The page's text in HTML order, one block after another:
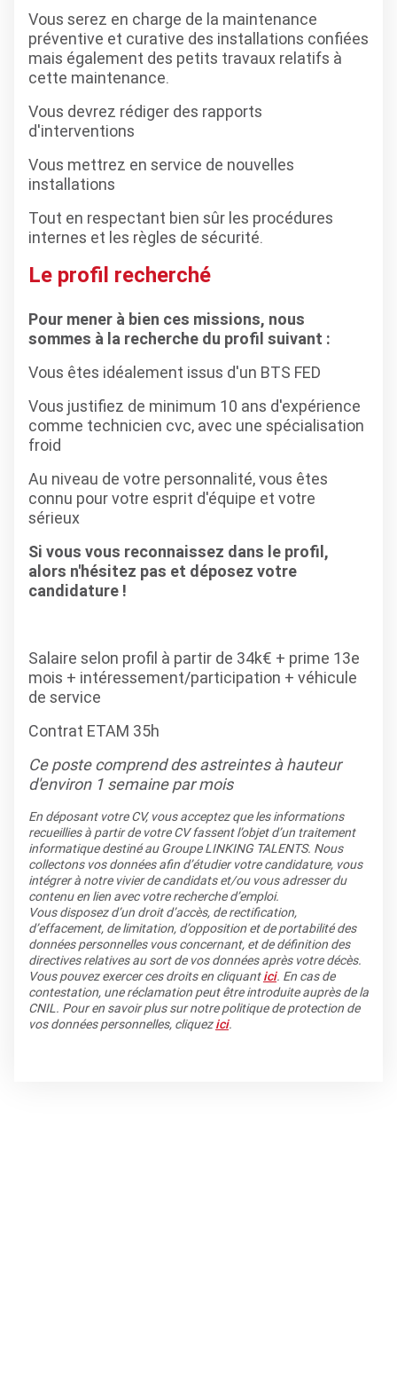
Vous serez en charge de la maintenance
préventive et curative des installations confiées
mais également des petits travaux relatifs à
cette maintenance.
Vous devrez rédiger des rapports
d'interventions
Vous mettrez en service de nouvelles
installations
Tout en respectant bien sûr les procédures
internes et les règles de sécurité.
Le profil recherché
Pour mener à bien ces missions, nous
sommes à la recherche du profil suivant :
Vous êtes idéalement issus d'un BTS FED
Vous justifiez de minimum 10 ans d'expérience
comme technicien cvc, avec une spécialisation
froid
Au niveau de votre personnalité, vous êtes
connu pour votre esprit d'équipe et votre
sérieux
Si vous vous reconnaissez dans le profil,
alors n'hésitez pas et déposez votre
candidature !
Salaire selon profil à partir de 34k€ + prime 13e
mois + intéressement/participation + véhicule
de service
Contrat ETAM 35h
Ce poste comprend des astreintes à hauteur
d'environ 1 semaine par mois
En déposant votre CV, vous acceptez que les informations
recueillies à partir de votre CV fassent l’objet d’un traitement
informatique destiné au Groupe LINKING TALENTS. Nous
collectons vos données afin d’étudier votre candidature, vous
intégrer à notre vivier de candidats et/ou vous adresser du
contenu en lien avec votre recherche d’emploi.
Vous disposez d’un droit d’accès, de rectification,
d’effacement, de limitation, d’opposition et de portabilité des
données personnelles vous concernant, et de définition des
directives relatives au sort de vos données après votre décès.
Vous pouvez exercer ces droits en cliquantici. En cas de
contestation, une réclamation peut être introduite auprès de la
CNIL. Pour en savoir plus sur notre politique de protection de
vos données personnelles, cliquezici.